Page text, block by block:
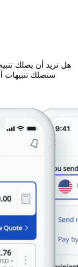
هل تريد أن يصلك
ستصلك تنبيهات